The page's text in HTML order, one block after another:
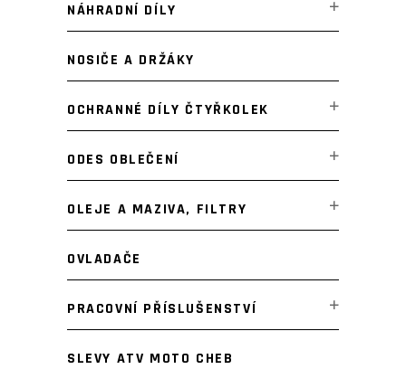
NÁHRADNÍ DÍLY
NOSIČE A DRŽÁKY
OCHRANNÉ DÍLY ČTYŘKOLEK
ODES OBLEČENÍ
OLEJE A MAZIVA, FILTRY
OVLADAČE
PRACOVNÍ PŘÍSLUŠENSTVÍ
SLEVY ATV MOTO CHEB